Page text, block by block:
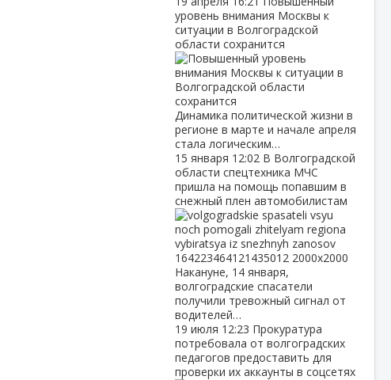
уровень внимания Москвы к
ситуации в Волгоградской
области сохранится
Динамика политической жизни в
регионе в марте и начале апреля
стала логическим…
15 января 12:02 В Волгоградской
области спецтехника МЧС
пришла на помощь попавшим в
снежный плен автомобилистам
Накануне, 14 января,
волгоградские спасатели
получили тревожный сигнал от
водителей…
19 июля 12:23 Прокуратура
потребовала от волгоградских
педагогов предоставить для
проверки их аккаунты в соцсетях